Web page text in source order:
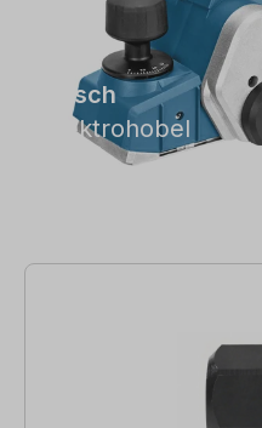
Bosch
Elektrohobel